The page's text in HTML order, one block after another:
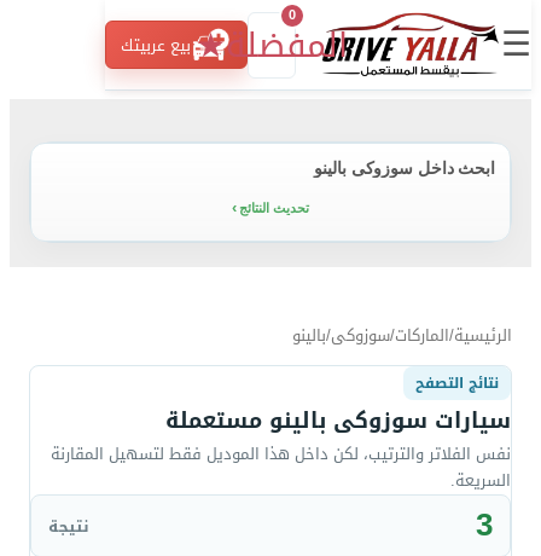
☰ المفضلة
0
★ بيع عربيتك
ابحث داخل سوزوكى بالينو
تحديث النتائج
الرئيسية/الماركات/سوزوكى/بالينو
نتائج التصفح
سيارات سوزوكى بالينو مستعملة
نفس الفلاتر والترتيب، لكن داخل هذا الموديل فقط لتسهيل المقارنة
السريعة.
3
نتيجة